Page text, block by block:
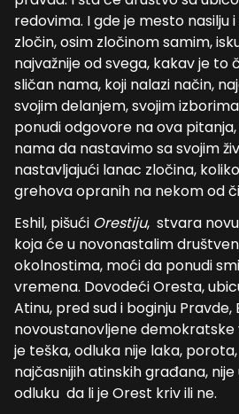
redovima. I gde je mesto nasilju
zločin, osim zločinom samim,
najvažnije od svega, kakav je to
sličan nama, koji nalazi način,
svojim delanjem, svojim
ponudi odgovore na ova
nama da nastavimo sa svojim
nastavljajući lanac zločina,
grehova opranih na nekom od
Eshil, pišući Orestiju, stvara
koja će u novonastalim
okolnostima, moći da ponudi
vremena. Dovodeći Oresta,
Atinu, pred sud i boginju
novoustanovljene
je teška, odluka nije laka,
najčasnijih atinskih građana,
odluku da li je Orest kriv ili ne.